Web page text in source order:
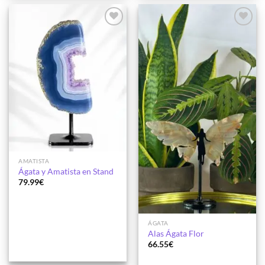
AMATISTA
Ágata y Amatista en Stand
79.99€
lista de
deseos
ÁGATA
Alas Ágata Flor
66.55€